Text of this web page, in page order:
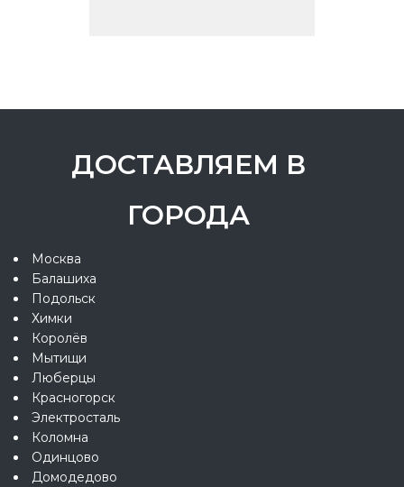
ДОСТАВЛЯЕМ В
ГОРОДА
Москва
Балашиха
Подольск
Химки
Королёв
Мытищи
Люберцы
Красногорск
Электросталь
Коломна
Одинцово
Домодедово